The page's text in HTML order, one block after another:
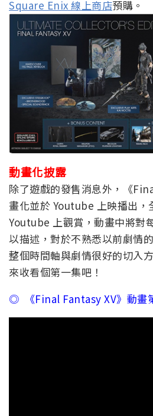
Square Enix 線上商店預購。
動畫化披露
除了遊戲的發售消息外，《
畫化並於 Youtube 上映播出，
Youtube 上觀賞，動畫中將對
以描述，對於不熟悉以前劇情
整個時間軸與劇情很好的切入
來收看個第一集吧！
◎ 《Final Fantasy XV》動畫